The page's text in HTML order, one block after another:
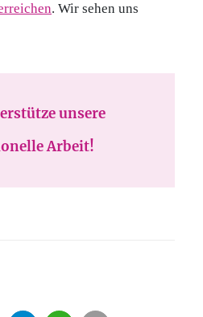
. Wir sehen uns
unsere
Arbeit!